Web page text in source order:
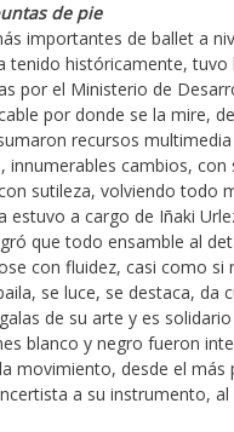
de pie
importantes de ballet a
tenido históricamente,
por el Ministerio de
por donde se la mire,
recursos
innumerables cambios,
sutileza, volviendo todo
estuvo a cargo de Iñaki
que todo ensamble al
con fluidez, casi como si
se luce, se destaca,
de su arte y es
blanco y negro fueron
movimiento, desde el
a su instrumento,